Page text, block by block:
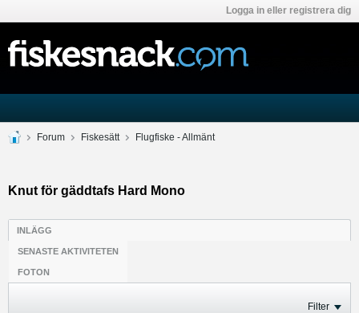
Logga in eller registrera dig
Forum Fiskesätt Flugfiske - Allmänt
Knut för gäddtafs Hard Mono
INLÄGG
SENASTE AKTIVITETEN
FOTON
Filter